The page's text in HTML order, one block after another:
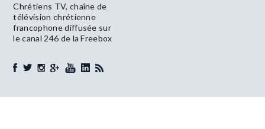
Chrétiens TV, chaîne de
télévision chrétienne
francophone diffusée sur
le canal 246 de la Freebox